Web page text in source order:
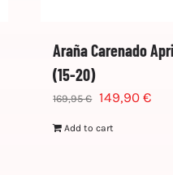
Araña Carenado
(15-20)
169,95€ 149,90€
Add to cart